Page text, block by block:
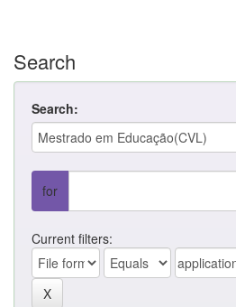
Search
Search:
for
Current filters: